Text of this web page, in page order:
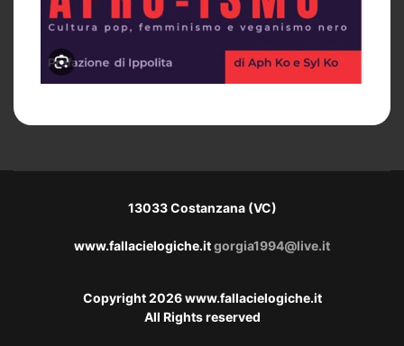
13033 Costanzana (VC)
www.fallacielogiche.itgorgia1994@live.it
Copyright 2026 www.fallacielogiche.it
All Rights reserved